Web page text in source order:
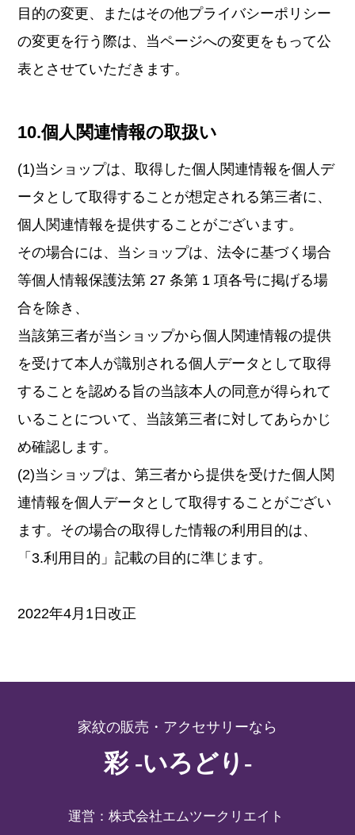
目的の変更、またはその他プライバシーポリシー
の変更を行う際は、当ページへの変更をもって公
表とさせていただきます。
10.個人関連情報の取扱い
(1)当ショップは、取得した個人関連情報を個人デ
ータとして取得することが想定される第三者に、
個人関連情報を提供することがございます。
その場合には、当ショップは、法令に基づく場合
等個人情報保護法第 27 条第 1 項各号に掲げる場
合を除き、
当該第三者が当ショップから個人関連情報の提供
を受けて本人が識別される個人データとして取得
することを認める旨の当該本人の同意が得られて
いることについて、当該第三者に対してあらかじ
め確認します。
(2)当ショップは、第三者から提供を受けた個人関
連情報を個人データとして取得することがござい
ます。その場合の取得した情報の利用目的は、
「3.利用目的」記載の目的に準じます。
2022年4月1日改正
家紋の販売・アクセサリーなら
彩 -いろどり-
運営：株式会社エムツークリエイト